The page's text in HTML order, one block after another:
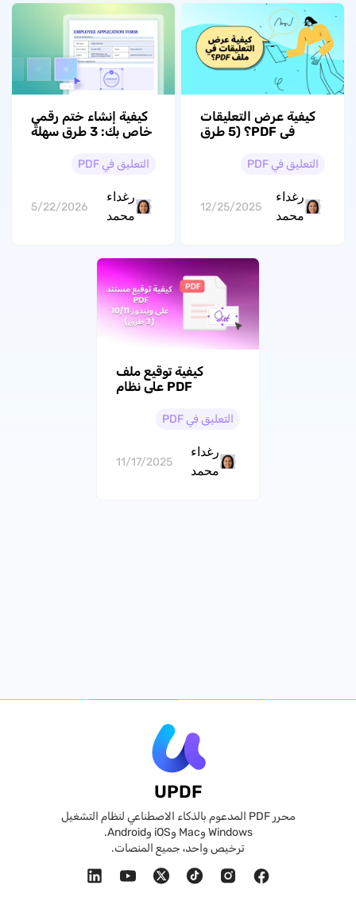
كيفية عرض التعليقات
في PDF؟ (5 طرق
التعليقات)
التعليق في PDF
رغداء
محمد
12/25/2025
كيفية إنشاء ختم رقمي
خاص بك: 3 طرق سهلة
التعليق في PDF
رغداء
محمد
5/22/2026
كيفية توقيع ملف
PDF على نظام
التعليق في PDF
رغداء
محمد
11/17/2025
UPDF
محرر PDF المدعوم بالذكاء الاصطناعي لنظام التشغيل
Windows وMac وiOS وAndroid.
ترخيص واحد، جميع المنصات.